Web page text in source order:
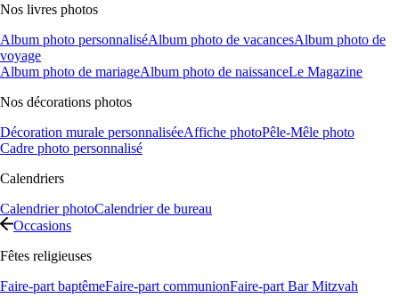
Nos livres photos
Album photo personnaliséAlbum photo de vacancesAlbum photo de
voyage
Album photo de mariageAlbum photo de naissanceLe Magazine
Nos décorations photos
Décoration murale personnaliséeAffiche photoPêle-Mêle photo
Cadre photo personnalisé
Calendriers
Calendrier photoCalendrier de bureau
Occasions
Fêtes religieuses
Faire-part baptêmeFaire-part communionFaire-part Bar Mitzvah